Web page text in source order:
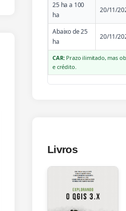
25 ha a 100
ha
20/11/
Abaixo de 25
ha
20/11/
CAR:Prazo ilimitado, mas
e crédito.
Livros